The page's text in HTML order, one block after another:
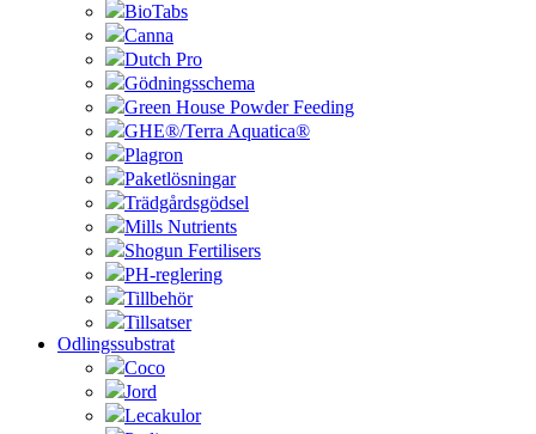
BioTabs
Canna
Dutch Pro
Gödningsschema
Green House Powder Feeding
GHE®/Terra Aquatica®
Plagron
Paketlösningar
Trädgårdsgödsel
Mills Nutrients
Shogun Fertilisers
PH-reglering
Tillbehör
Tillsatser
Odlingssubstrat
Coco
Jord
Lecakulor